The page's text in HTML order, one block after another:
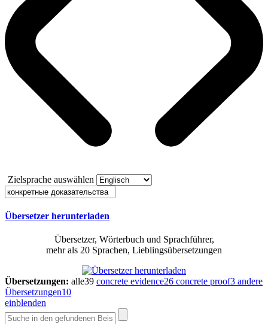
Zielsprache auswählen
Übersetzer herunterladen
Übersetzer, Wörterbuch und Sprachführer,
mehr als 20 Sprachen, Lieblingsübersetzungen
Übersetzungen: alle39 concrete evidence26 concrete proof3 andere
Übersetzungen10
einblenden